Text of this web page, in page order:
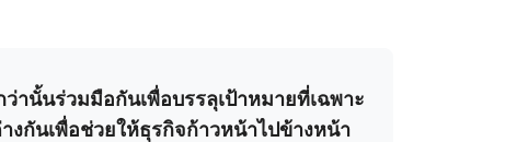
านั้นร่วมมือกันเพื่อบรรลุเป้าหมายที่เฉพาะ
งกันเพื่อช่วยให้ธุรกิจก้าวหน้าไปข้างหน้า